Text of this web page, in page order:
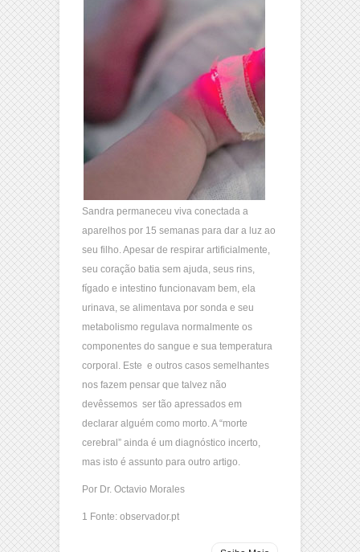
Sandra permaneceu viva conectada a
aparelhos por 15 semanas para dar a luz ao
seu filho. Apesar de respirar artificialmente,
seu coração batia sem ajuda, seus rins,
fígado e intestino funcionavam bem, ela
urinava, se alimentava por sonda e seu
metabolismo regulava normalmente os
componentes do sangue e sua temperatura
corporal. Este e outros casos semelhantes
nos fazem pensar que talvez não
devêssemos ser tão apressados em
declarar alguém como morto. A “morte
cerebral” ainda é um diagnóstico incerto,
mas isto é assunto para outro artigo.
Por Dr. Octavio Morales
1 Fonte: observador.pt